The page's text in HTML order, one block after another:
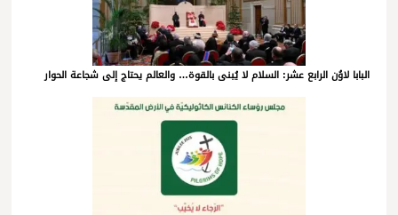
البابا لاوُن الرابع عشر: السلام لا يُبنى بالقوة… والعالم يحتاج إلى شجاعة الحوار